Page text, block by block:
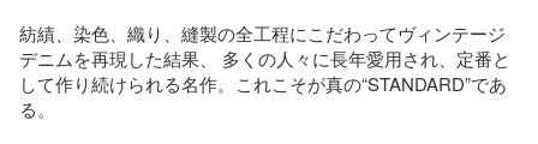
紡績、染色、織り、縫製の全工程にこだわってヴィンテージ
デニムを再現した結果、 多くの人々に長年愛用され、定番と
して作り続けられる名作。これこそが真の“STANDARD”であ
る。